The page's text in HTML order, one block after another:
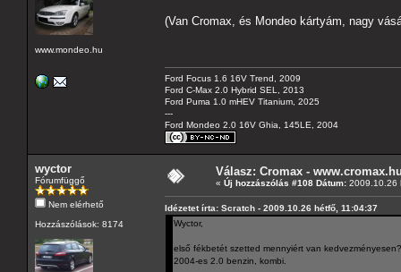
www.mondeo.hu
(Van Cromax, és Mondeo kártyám, nagy
Ford Focus 1.6 16V Trend, 2009
Ford C-Max 2.0 Hybrid SEL, 2013
Ford Puma 1.0 mHEV Titanium, 2025
---
Ford Mondeo 2.0 16V Ghia, 145LE, 2004
wyctor
Fórumfüggő
Nem elérhető
Hozzászólások: 8174
Válasz: Cromax -
« Új hozzászólás #108 Dátum: 2009.10.26
Idézetet írta: Scratch - 2009.10.26 hétfő, 11:04:37
Wyctor,
első fékbetét szetted mennyiért van kedvezményesen?
2004-es 2.0 benzin, kombi.